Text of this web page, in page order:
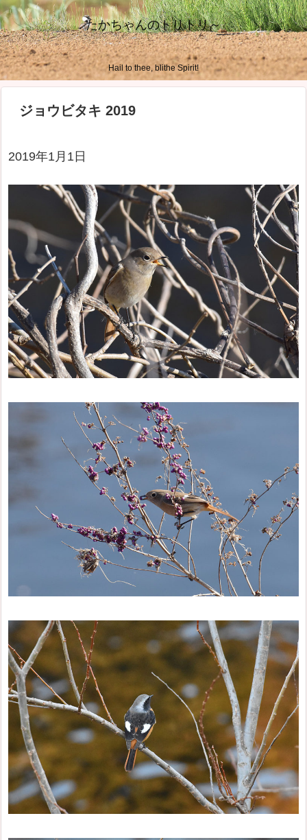
たかちゃんのトリトリ～
Hail to thee, blithe Spirit!
ジョウビタキ 2019
2019年1月1日